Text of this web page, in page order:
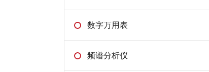
数字万用表
频谱分析仪